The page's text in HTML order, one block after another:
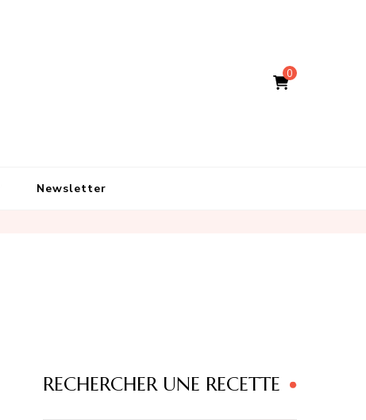
0
Newsletter
RECHERCHER UNE RECETTE